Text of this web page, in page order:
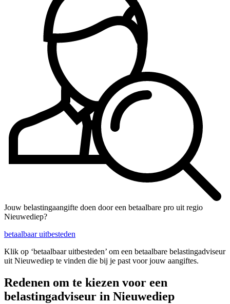
Jouw belastingaangifte doen door een betaalbare pro uit regio
Nieuwediep?
betaalbaar uitbesteden
Klik op ‘betaalbaar uitbesteden’ om een betaalbare belastingadviseur
uit Nieuwediep te vinden die bij je past voor jouw aangiftes.
Redenen om te kiezen voor een
belastingadviseur in Nieuwediep